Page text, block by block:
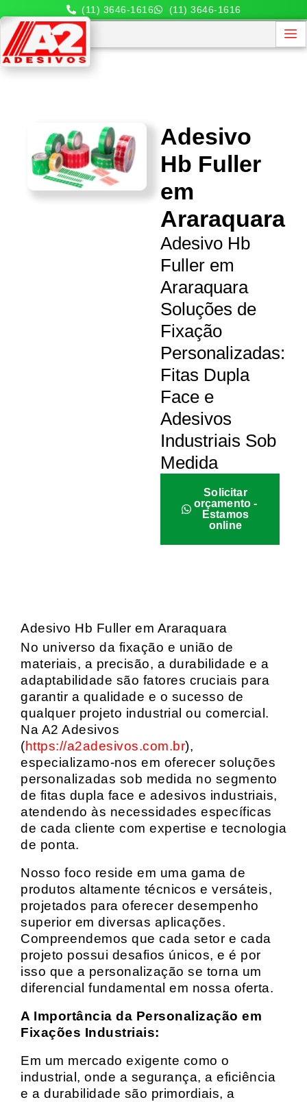
(11) 3646-1616 (11) 3646-1616
Adesivo
Hb Fuller
em
Araraquara
Adesivo Hb
Fuller em
Araraquara
Soluções de
Fixação
Personalizadas:
Fitas Dupla
Face e
Adesivos
Industriais Sob
Medida
Solicitar
orçamento -
Estamos
online
Adesivo Hb Fuller em Araraquara
No universo da fixação e união de
materiais, a precisão, a durabilidade e a
adaptabilidade são fatores cruciais para
garantir a qualidade e o sucesso de
qualquer projeto industrial ou comercial.
Na A2 Adesivos
(https://a2adesivos.com.br),
especializamo-nos em oferecer soluções
personalizadas sob medida no segmento
de fitas dupla face e adesivos industriais,
atendendo às necessidades específicas
de cada cliente com expertise e tecnologia
de ponta.
Nosso foco reside em uma gama de
produtos altamente técnicos e versáteis,
projetados para oferecer desempenho
superior em diversas aplicações.
Compreendemos que cada setor e cada
projeto possui desafios únicos, e é por
isso que a personalização se torna um
diferencial fundamental em nossa oferta.
A Importância da Personalização em
Fixações Industriais:
Em um mercado exigente como o
industrial, onde a segurança, a eficiência
e a durabilidade são primordiais, a